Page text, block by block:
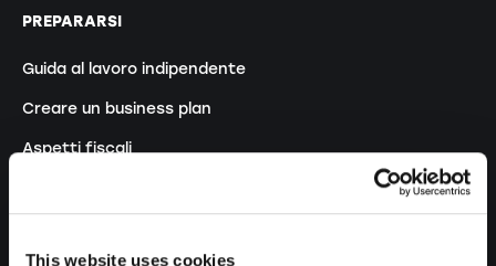
This website uses cookies
PREPARARSI
Guida al lavoro indipendente
Creare un business plan
Aspetti fiscali